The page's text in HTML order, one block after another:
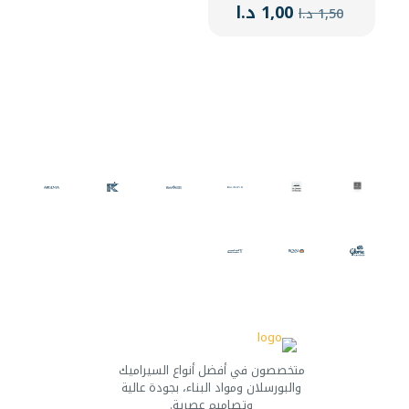
1,50د.ا السعر
الأصلي
1,00 د.ا
متخصصون في أفضل أنواع السيراميك
والبورسلان ومواد البناء، بجودة عالية